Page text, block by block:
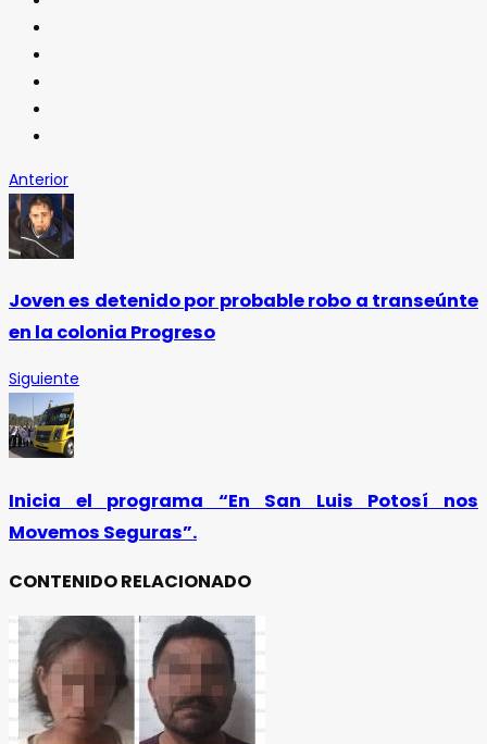
Anterior
Joven es detenido por probable robo a transeúnte
en la colonia Progreso
Siguiente
Inicia el programa “En San Luis Potosí nos
Movemos Seguras”.
CONTENIDO RELACIONADO